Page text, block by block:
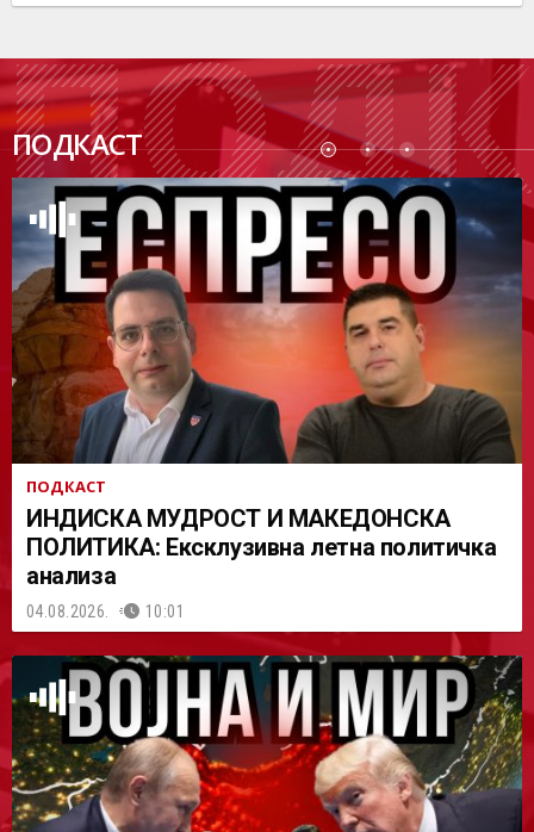
ПОДКАСТ
ПОДК
АСТ
ПОДКАСТ
ИНДИСКА МУДРОСТ И МАКЕДОНСКА
ПОЛИТИКА: Ексклузивна летна политичка
анализа
04.08.2026. 10:01